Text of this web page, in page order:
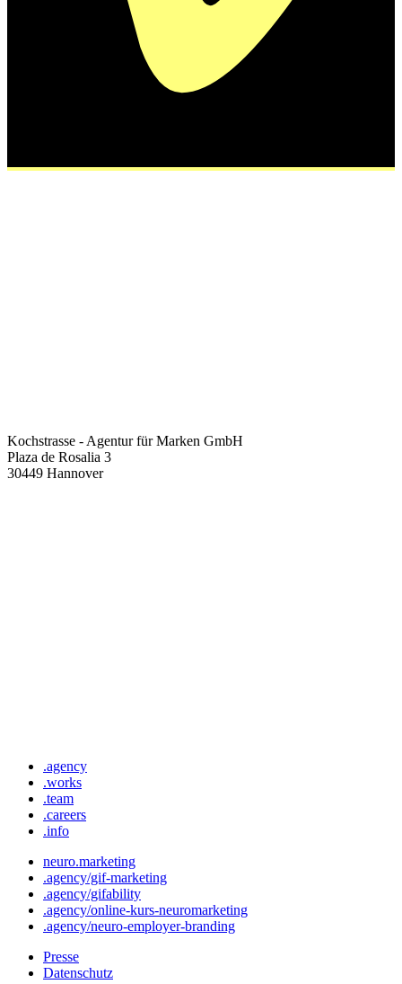
Kochstrasse - Agentur für Marken GmbH
Plaza de Rosalia 3
30449 Hannover
.agency
.works
.team
.careers
.info
neuro.marketing
.agency/gif-marketing
.agency/gifability
.agency/online-kurs-neuromarketing
.agency/neuro-employer-branding
Presse
Datenschutz